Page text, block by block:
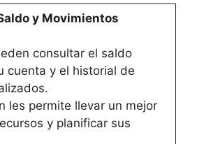
y Movimientos
consultar el saldo
cuenta y el historial de
les permite llevar un mejor
y planificar sus